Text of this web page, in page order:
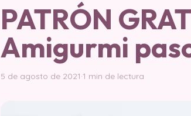
PATRÓN
Amigurmi
5 de agosto de 2021·1 min de lectura